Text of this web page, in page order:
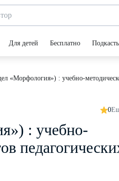
Для детей Бесплатно
«Морфология») : учебно-
0
: учебно-